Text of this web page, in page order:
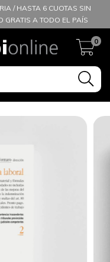
/ HASTA 6 CUOTAS SIN
GRATIS A TODO EL PAÍS
0